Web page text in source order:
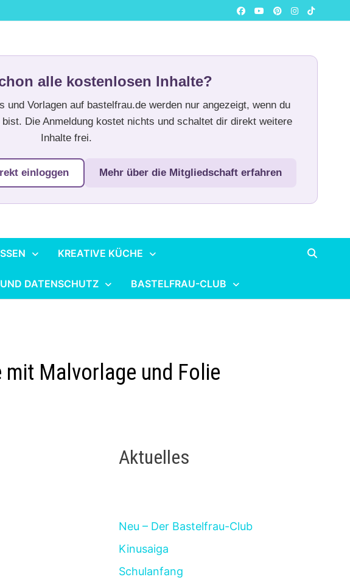
alle kostenlosen Inhalte?
und Vorlagen auf bastelfrau.de werden nur angezeigt, wenn du
Die Anmeldung kostet nichts und schaltet dir direkt weitere
Inhalte frei.
einloggen Mehr über die Mitgliedschaft erfahren
KREATIVE KÜCHE
DATENSCHUTZ BASTELFRAU-CLUB
Malvorlage und Folie
Aktuelles
Neu – Der Bastelfrau-Club
Kinusaiga
Schulanfang